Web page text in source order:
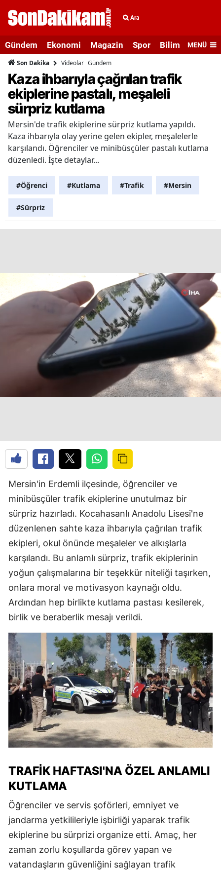
Ara
Gündem Ekonomi Magazin Spor Bilim veMENÜ
Son Dakika Videolar Gündem
Kaza ihbarıyla çağrılan trafik
ekiplerine pastalı, meşaleli
sürpriz kutlama
Mersin'de trafik ekiplerine sürpriz kutlama yapıldı.
Kaza ihbarıyla olay yerine gelen ekipler, meşalelerle
karşılandı. Öğrenciler ve minibüsçüler pastalı kutlama
düzenledi. İşte detaylar...
#Öğrenci #Kutlama #Trafik #Mersin
#Sürpriz
Mersin'in Erdemli ilçesinde, öğrenciler ve
minibüsçüler trafik ekiplerine unutulmaz bir
sürpriz hazırladı. Kocahasanlı Anadolu Lisesi'ne
düzenlenen sahte kaza ihbarıyla çağrılan trafik
ekipleri, okul önünde meşaleler ve alkışlarla
karşılandı. Bu anlamlı sürpriz, trafik ekiplerinin
yoğun çalışmalarına bir teşekkür niteliği taşırken,
onlara moral ve motivasyon kaynağı oldu.
Ardından hep birlikte kutlama pastası kesilerek,
birlik ve beraberlik mesajı verildi.
TRAFIK HAFTASI'NA ÖZEL ANLAMLI
KUTLAMA
Öğrenciler ve servis şoförleri, emniyet ve
jandarma yetkilileriyle işbirliği yaparak trafik
ekiplerine bu sürprizi organize etti. Amaç, her
zaman zorlu koşullarda görev yapan ve
vatandaşların güvenliğini sağlayan trafik